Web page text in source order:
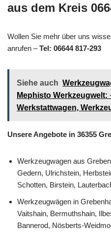
aus dem Kreis
Wollen Sie mehr über uns
anrufen –Tel: 06644 817-293
Siehe auch
Mephisto
Werkstattwagen,
Unsere Angebote in 36355
Werkzeugwagen aus
Gedern, Ulrichstein,
Schotten, Birstein,
Werkzeugwägen in
Vaitshain, Bermuthshain,
Bannerod, Nösberts-